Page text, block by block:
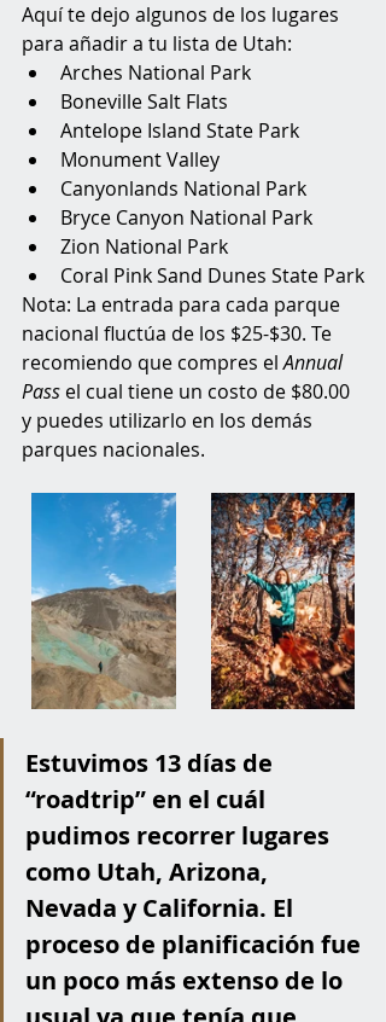
Aquí te dejo algunos de los lugares
para añadir a tu lista de Utah:
Arches National Park
Boneville Salt Flats
Antelope Island State Park
Monument Valley
Canyonlands National Park
Bryce Canyon National Park
Zion National Park
Coral Pink Sand Dunes State Park
Nota: La entrada para cada parque
nacional fluctúa de los $25-$30. Te
recomiendo que compres el Annual
Pass el cual tiene un costo de $80.00
y puedes utilizarlo en los demás
parques nacionales.
Estuvimos 13 días de
“roadtrip” en el cuál
pudimos recorrer lugares
como Utah, Arizona,
Nevada y California. El
proceso de planificación fue
un poco más extenso de lo